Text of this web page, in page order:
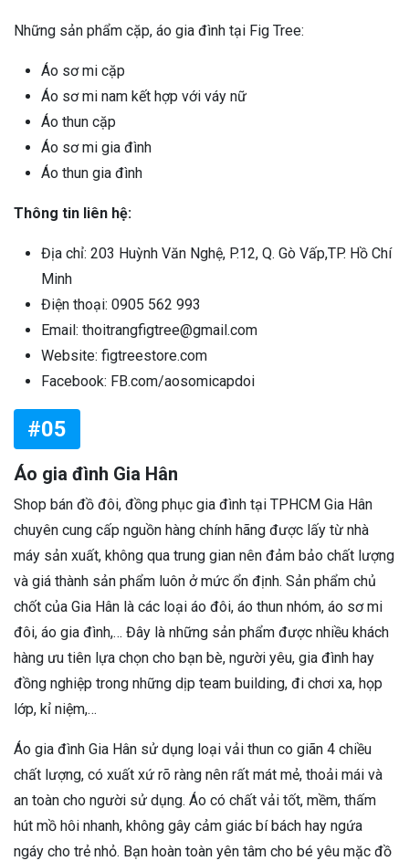
Những sản phẩm cặp, áo gia đình tại Fig Tree:
Áo sơ mi cặp
Áo sơ mi nam kết hợp với váy nữ
Áo thun cặp
Áo sơ mi gia đình
Áo thun gia đình
Thông tin liên hệ:
Địa chỉ: 203 Huỳnh Văn Nghệ, P.12, Q. Gò Vấp,TP. Hồ Chí
Minh
Điện thoại: 0905 562 993
Email: thoitrangfigtree@gmail.com
Website: figtreestore.com
Facebook: FB.com/aosomicapdoi
#05
Áo gia đình Gia Hân
Shop bán đồ đôi, đồng phục gia đình tại TPHCM Gia Hân
chuyên cung cấp nguồn hàng chính hãng được lấy từ nhà
máy sản xuất, không qua trung gian nên đảm bảo chất lượng
và giá thành sản phẩm luôn ở mức ổn định. Sản phẩm chủ
chốt của Gia Hân là các loại áo đôi, áo thun nhóm, áo sơ mi
đôi, áo gia đình,… Đây là những sản phẩm được nhiều khách
hàng ưu tiên lựa chọn cho bạn bè, người yêu, gia đình hay
đồng nghiệp trong những dịp team building, đi chơi xa, họp
lớp, kỉ niệm,…
Áo gia đình Gia Hân sử dụng loại vải thun co giãn 4 chiều
chất lượng, có xuất xứ rõ ràng nên rất mát mẻ, thoải mái và
an toàn cho người sử dụng. Áo có chất vải tốt, mềm, thấm
hút mồ hôi nhanh, không gây cảm giác bí bách hay ngứa
ngáy cho trẻ nhỏ. Bạn hoàn toàn yên tâm cho bé yêu mặc đồ